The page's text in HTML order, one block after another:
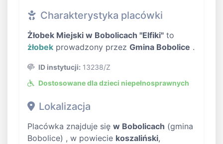
Charakterystyka placówki
Żłobek Miejski w Bobolicach "Elfiki" to
żłobek prowadzony przez Gmina Bobolice .
ID instytucji: 13238/Z
Dostosowane dla dzieci niepełnosprawnych
Lokalizacja
Placówka znajduje się w Bobolicach (gmina
Bobolice) , w powiecie koszaliński,